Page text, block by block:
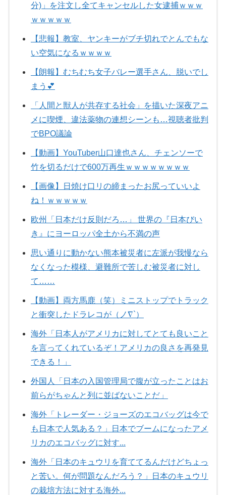
分)」を注文し全てキャンセルした女逮捕ｗｗｗ
ｗｗｗｗｗ
【悲報】教室、ヤンキーがブチ切れでとんでもな
い空気になるｗｗｗｗ
【朗報】むちむち女子バレー選手さん、脱いでし
まう💕
「人間と獣人が共存する社会」を描いた深夜アニ
メに喫煙、違法薬物の連想シーンも…視聴者批判
でBPO議論
【動画】YouTuber山口達也さん、チェンソーで
竹を切るだけで600万再生ｗｗｗｗｗｗｗｗ
【画像】日焼け口リの締まったお尻っていいよ
ね！ｗｗｗｗｗ
欧州「日本だけ反則だろ…」 世界の『日本びい
き』にヨーロッパ全土から不満の声
思い通りに動かない熊本被災者に左派が我慢なら
なくなった模様、避難所で苦しむ被災者に対し
て……
【動画】両方馬鹿（笑）ミニストップでトラック
と衝突したドラレコが（ノ∇`）
海外「日本人がアメリカに対してとても良いこと
を言ってくれているぞ！アメリカの良さを再発見
できる！」
外国人「日本の入国管理局で腹が立ったことはお
前らがちゃんと列に並ばないことだ」
海外「トレーダー・ジョーズのエコバッグは今で
も日本で人気ある？」日本でブームになったアメ
リカのエコバッグに対す...
海外「日本のキュウリを育ててるんだけどちょっ
と苦い。何が問題なんだろう？」日本のキュウリ
の栽培方法に対する海外...